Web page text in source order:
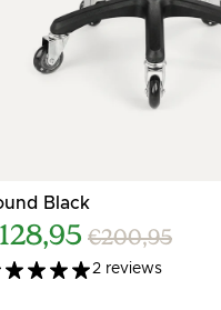
και συρόμενο ράφι
Black- Μαύρο σκαμπό
€200,95
2 reviews